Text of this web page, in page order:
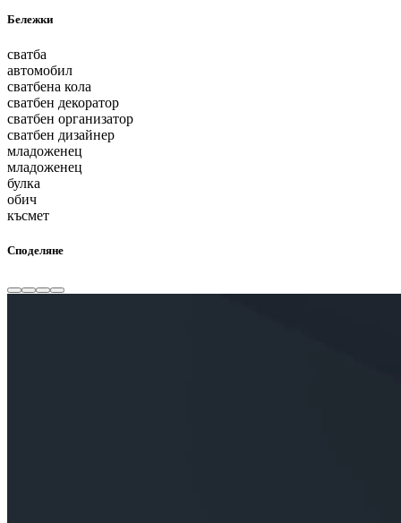
Бележки
сватба
автомобил
сватбена кола
сватбен декоратор
сватбен организатор
сватбен дизайнер
младоженец
младоженец
булка
обич
късмет
Споделяне